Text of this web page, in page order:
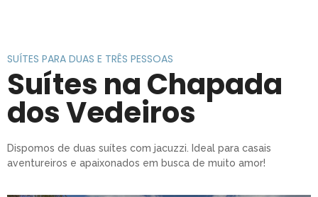
SUÍTES PARA DUAS E TRÊS PESSOAS
Suítes na Chapada
dos Vedeiros
Dispomos de duas suítes com jacuzzi. Ideal para casais
aventureiros e apaixonados em busca de muito amor!